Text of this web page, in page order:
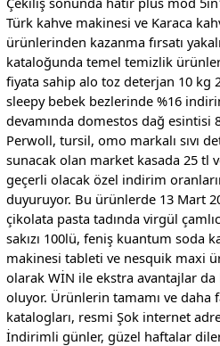
Türk kahve makinesi ve Karaca
ürünlerinden kazanma fırsatı
kataloğunda temel temizlik
fiyata sahip alo toz deterjan 10 kg
sleepy bebek bezlerinde %16
devamında domestos dağ esintisi
Perwoll, tursil, omo markalı sıvı
sunacak olan market kasada 25 tl
geçerli olacak özel indirim
duyuruyor. Bu ürünlerde 13 Mart
çikolata pasta tadında virgül
sakızı 100lü, feniş kuantum soda
makinesi tableti ve nesquik maxi
olarak WİN ile ekstra avantajlar
oluyor. Ürünlerin tamamı ve daha
katalogları, resmi Şok internet
İndirimli günler, güzel haftalar